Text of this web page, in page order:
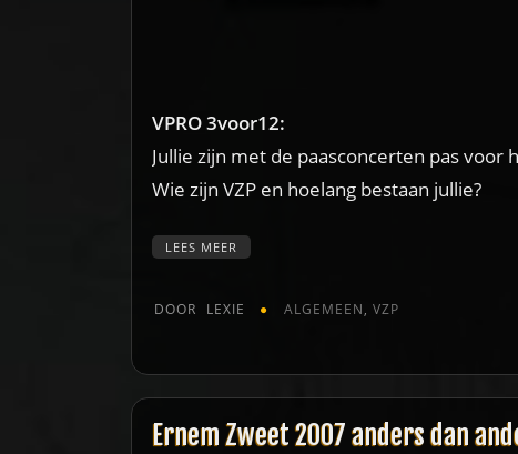
VPRO 3voor12:
Jullie zijn met de paasconcerten pas
Wie zijn VZP en hoelang bestaan jullie?
LEES MEER
DOOR LEXIE ALGEMEEN,VZP
Ernem Zweet 2007 anders dan